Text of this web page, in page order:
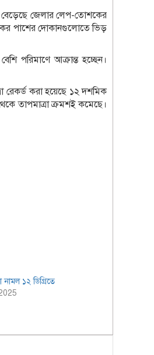
বেড়েছে জেলার লেপ-তোশকের
পাশের দোকানগুলোতে ভিড়
পরিমাণে আক্রান্ত হচ্ছেন।
রেকর্ড করা হয়েছে ১২ দশমিক
তাপমাত্রা ক্রমশই কমেছে।
নামল ১২ ডিগ্রিতে